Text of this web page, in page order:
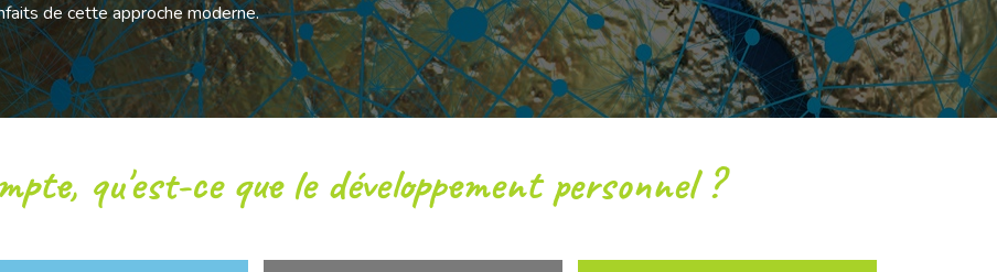
de cette approche moderne.
qu'est-ce que le développement personnel ?